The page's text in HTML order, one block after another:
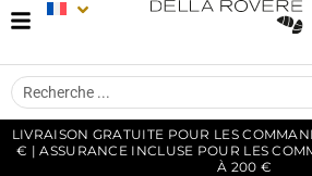
LIVRAISON GRATUITE POUR LES
€ | ASSURANCE INCLUSE POUR LES
À 200 €